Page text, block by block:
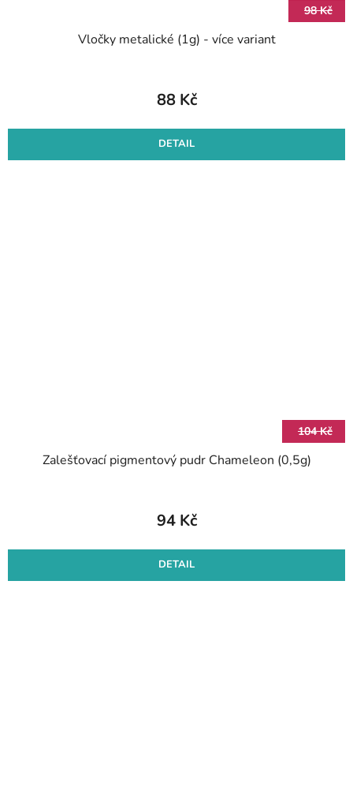
98 Kč
Vločky metalické (1g) - více variant
88 Kč
DETAIL
104 Kč
Zalešťovací pigmentový pudr Chameleon (0,5g)
94 Kč
DETAIL